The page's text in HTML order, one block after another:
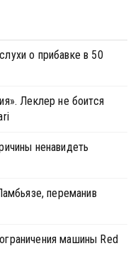
о прибавке в 50
Леклер не боится
ненавидеть
переманив
машины Red